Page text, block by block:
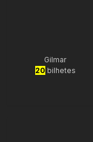
Gilmar
20 bilhetes